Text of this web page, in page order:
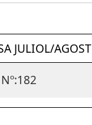
JULIOL/AGOST